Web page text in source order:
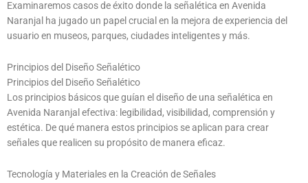
Examinaremos casos de éxito donde la señalética en Avenida
Naranjal ha jugado un papel crucial en la mejora de experiencia del
usuario en museos, parques, ciudades inteligentes y más.
Principios del Diseño Señalético
Principios del Diseño Señalético
Los principios básicos que guían el diseño de una señalética en
Avenida Naranjal efectiva: legibilidad, visibilidad, comprensión y
estética. De qué manera estos principios se aplican para crear
señales que realicen su propósito de manera eficaz.
Tecnología y Materiales en la Creación de Señales